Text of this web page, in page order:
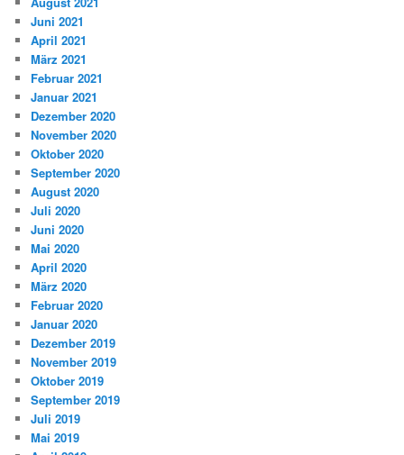
Juni 2021
April 2021
März 2021
Februar 2021
Januar 2021
Dezember 2020
November 2020
Oktober 2020
September 2020
August 2020
Juli 2020
Juni 2020
Mai 2020
April 2020
März 2020
Februar 2020
Januar 2020
Dezember 2019
November 2019
Oktober 2019
September 2019
Juli 2019
Mai 2019